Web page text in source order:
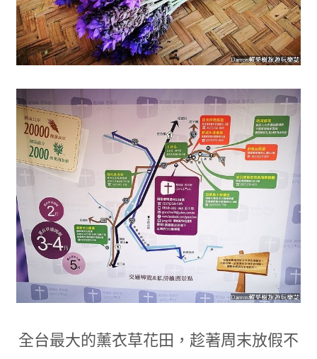
全台最大的薰衣草花田 ， 趁著周末放假不